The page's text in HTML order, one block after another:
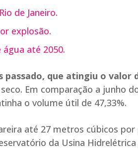
de Janeiro.
explosão.
até 2050.
que atingiu o valor
Em comparação a junho
o volume útil de 47,33%.
até 27 metros cúbicos por
da Usina Hidrelétrica